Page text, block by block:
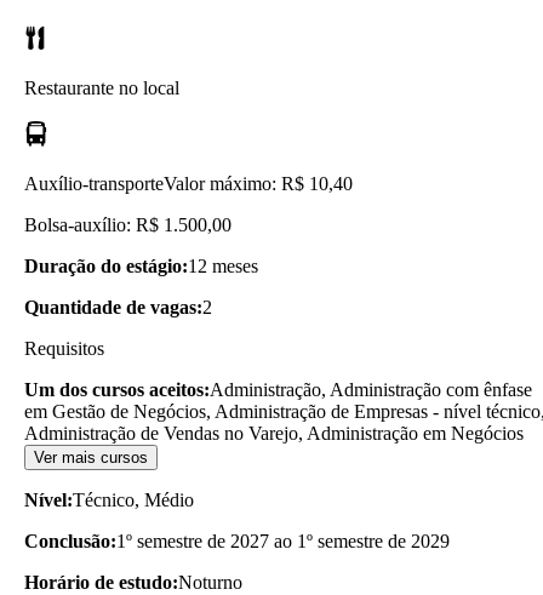
Restaurante no local
Auxílio-transporteValor máximo: R$ 10,40
Bolsa-auxílio: R$ 1.500,00
Duração do estágio:12 meses
Quantidade de vagas:2
Requisitos
Um dos cursos aceitos:Administração, Administração com ênfase
em Gestão de Negócios, Administração de Empresas - nível
Administração de Vendas no Varejo, Administração em Negócios
Ver mais cursos
Nível:Técnico, Médio
Conclusão:1º semestre de 2027 ao 1º semestre de 2029
Horário de estudo:Noturno